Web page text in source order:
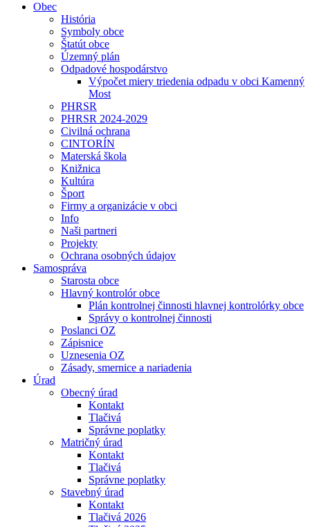
Obec
História
Symboly obce
Štatút obce
Územný plán
Odpadové hospodárstvo
Výpočet miery triedenia odpadu v obci Kamenný
Most
PHRSR
PHRSR 2024-2029
Civilná ochrana
CINTORÍN
Materská škola
Knižnica
Kultúra
Šport
Firmy a organizácie v obci
Info
Naši partneri
Projekty
Ochrana osobných údajov
Samospráva
Starosta obce
Hlavný kontrolór obce
Plán kontrolnej činnosti hlavnej kontrolórky obce
Správy o kontrolnej činnosti
Poslanci OZ
Zápisnice
Uznesenia OZ
Zásady, smernice a nariadenia
Úrad
Obecný úrad
Kontakt
Tlačivá
Správne poplatky
Matričný úrad
Kontakt
Tlačivá
Správne poplatky
Stavebný úrad
Kontakt
Tlačivá 2026